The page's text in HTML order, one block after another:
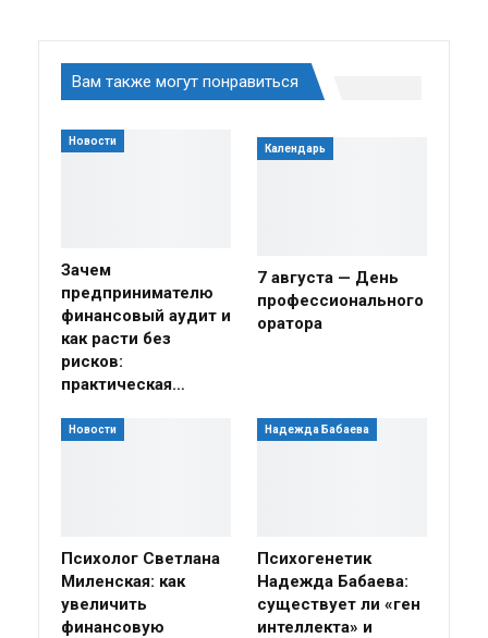
Вам также могут понравиться
Новости
Зачем
предпринимателю
финансовый аудит и
как расти без
рисков:
практическая…
Календарь
7 августа — День
профессионального
оратора
Новости
Психолог Светлана
Миленская: как
увеличить
финансовую
Надежда Бабаева
Психогенетик
Надежда Бабаева:
существует ли «ген
интеллекта» и